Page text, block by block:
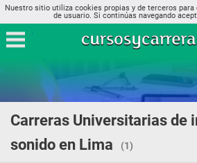
Nuestro sitio utiliza cookies propias y de terceros
de usuario. Si continúas navegando
Carreras Universitarias de
sonido en Lima
(1)